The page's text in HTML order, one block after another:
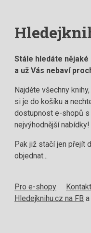
Stále hledáte nějaké
a už Vás nebaví
Najděte všechny
si je do košíku a
dostupnost e-shopů
nejvýhodnější nabídky!
Pak již stačí jen přejít
objednat...
Pro e-shopy Kontakt
Hledejknihu.cz na FB a